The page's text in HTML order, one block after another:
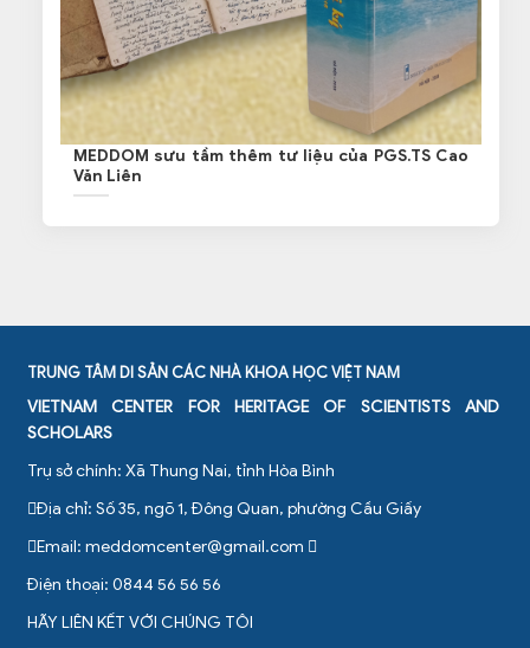
MEDDOM sưu tầm thêm tư liệu của PGS.TS Cao
Văn Liên
TRUNG TÂM DI SẢN CÁC NHÀ KHOA HỌC VIỆT NAM
VIETNAM CENTER FOR HERITAGE OF SCIENTISTS AND
SCHOLARS
Trụ sở chính: Xã Thung Nai, tỉnh Hòa Bình
Địa chỉ: Số 35, ngõ 1, Đông Quan, phường Cầu Giấy
Email: meddomcenter@gmail.com
Điện thoại: 0844 56 56 56
HÃY LIÊN KẾT VỚI CHÚNG TÔI